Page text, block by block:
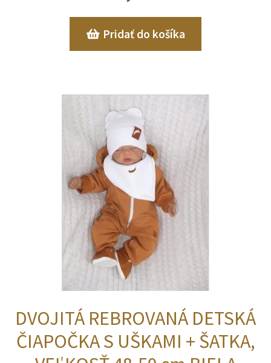
Pridať do košíka
DVOJITÁ REBROVANÁ DETSKÁ
ČIAPOČKA S UŠKAMI + ŠATKA,